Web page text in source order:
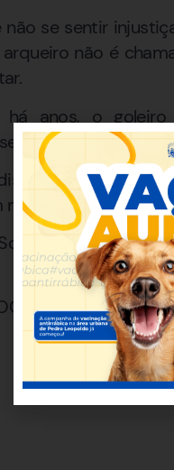
não se sentir
não é
anos, o
destacar ao
antiga no
menos visibilidade?
/ Atlético-MG
DE